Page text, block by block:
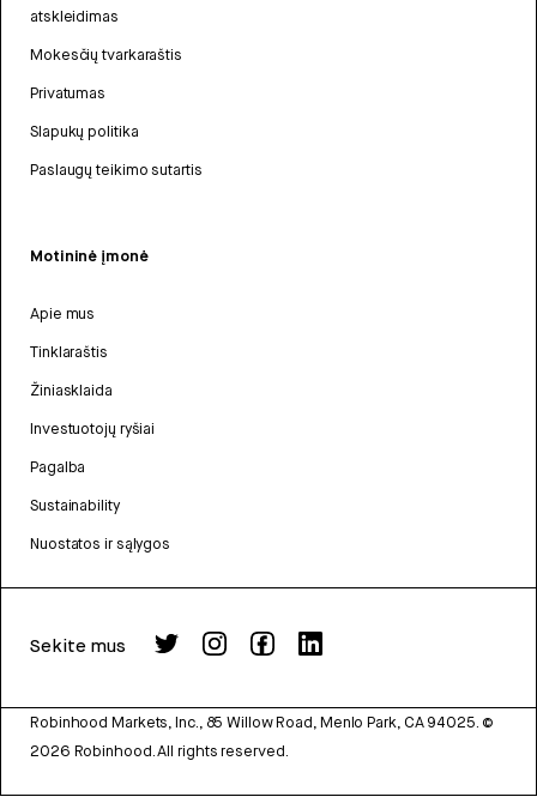
atskleidimas
Mokesčių tvarkaraštis
Privatumas
Slapukų politika
Paslaugų teikimo sutartis
Motininė įmonė
Apie mus
Tinklaraštis
Žiniasklaida
Investuotojų ryšiai
Pagalba
Sustainability
Nuostatos ir sąlygos
Sekite mus
Robinhood Markets, Inc., 85 Willow Road, Menlo Park, CA 94025. ©
2026 Robinhood. All rights reserved.